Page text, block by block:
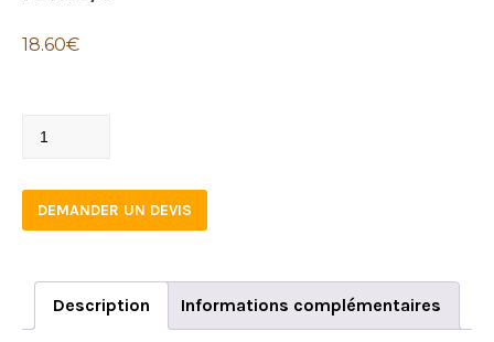
18.60€
PJ1105/6
DEMANDER UN DEVIS
Description Informations complémentaires